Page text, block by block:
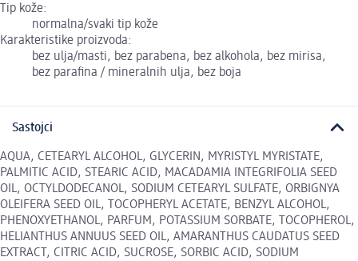
Tip kože:
normalna/svaki tip kože
Karakteristike proizvoda:
bez ulja/masti, bez parabena, bez alkohola, bez mirisa,
bez parafina / mineralnih ulja, bez boja
Sastojci
AQUA, CETEARYL ALCOHOL, GLYCERIN, MYRISTYL MYRISTATE,
PALMITIC ACID, STEARIC ACID, MACADAMIA INTEGRIFOLIA SEED
OIL, OCTYLDODECANOL, SODIUM CETEARYL SULFATE, ORBIGNYA
OLEIFERA SEED OIL, TOCOPHERYL ACETATE, BENZYL ALCOHOL,
PHENOXYETHANOL, PARFUM, POTASSIUM SORBATE, TOCOPHEROL,
HELIANTHUS ANNUUS SEED OIL, AMARANTHUS CAUDATUS SEED
EXTRACT, CITRIC ACID, SUCROSE, SORBIC ACID, SODIUM